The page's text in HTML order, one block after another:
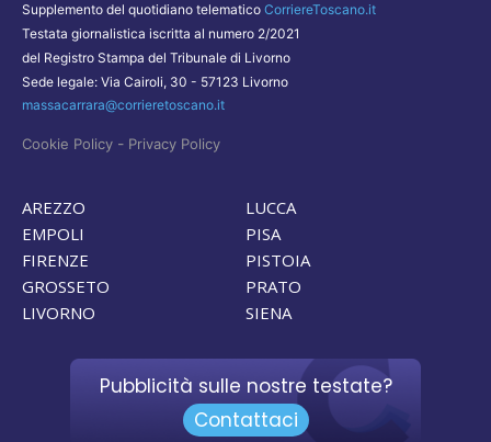
Supplemento del quotidiano telematico CorriereToscano.it
Testata giornalistica iscritta al numero 2/2021
del Registro Stampa del Tribunale di Livorno
Sede legale: Via Cairoli, 30 - 57123 Livorno
massacarrara@corrieretoscano.it
Cookie Policy - Privacy Policy
AREZZO
EMPOLI
FIRENZE
GROSSETO
LIVORNO
LUCCA
PISA
PISTOIA
PRATO
SIENA
Pubblicità sulle nostre testate?
Contattaci